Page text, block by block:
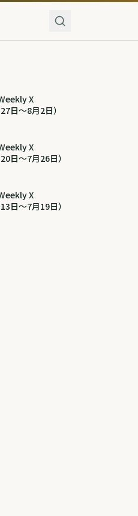
X
日〜8月2日）
X
日〜7月26日）
X
日〜7月19日）